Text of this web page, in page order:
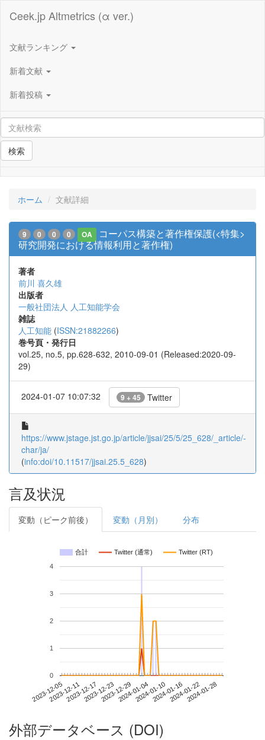
Ceek.jp Altmetrics (α ver.)
文献ランキング
新着文献
新着投稿
検索
ホーム 文献詳細
9 0 0 0 OA
コーパス構築と著作権保護(<特集>
研究開発における情報利用と著作権)
著者
前川 喜久雄
出版者
一般社団法人 人工知能学会
雑誌
人工知能 (ISSN:21882266)
巻号頁・発行日
vol.25, no.5, pp.628-632, 2010-09-01 (Released:2020-09-
29)
2024-01-07 10:07:32 9 + 45 Twitter
https://www.jstage.jst.go.jp/article/jjsai/25/5/25_628/_article/-
char/ja/
(info:doi/10.11517/jjsai.25.5_628)
言及状況
変動（ピーク前後） 変動（月別） 分布
合計 Twitter (通常) Twitter (RT)
2023-12-052023-12-112023-12-172023-12-232023-12-292024-01-042024-01-102024-01-162024-01-222024-01-28
0
1
2
3
4
外部データベース (DOI)